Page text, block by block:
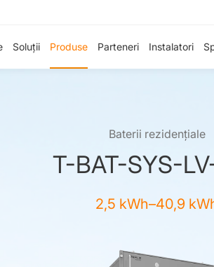
Soluții Produse Parteneri Instalatori
Baterii rezidențiale
T-BAT-SYS-
2,5 kWh–40,9